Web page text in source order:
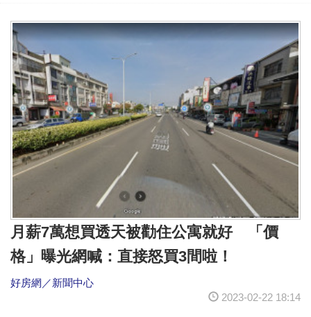
月薪7萬想買透天被勸住公寓就好 「價
格」曝光網喊：直接怒買3間啦！
好房網／新聞中心
2023-02-22 18:14